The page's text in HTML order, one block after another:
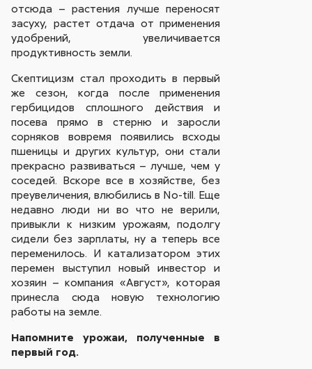
отсюда – растения лучше переносят
засуху, растет отдача от применения
удобрений, увеличивается
продуктивность земли.
Скептицизм стал проходить в первый
же сезон, когда после применения
гербицидов сплошного действия и
посева прямо в стерню и заросли
сорняков вовремя появились всходы
пшеницы и других культур, они стали
прекрасно развиваться – лучше, чем у
соседей. Вскоре все в хозяйстве, без
преувеличения, влюбились в No-till. Еще
недавно люди ни во что не верили,
привыкли к низким урожаям, подолгу
сидели без зарплаты, ну а теперь все
переменилось. И катализатором этих
перемен выступил новый инвестор и
хозяин – компания «Август», которая
принесла сюда новую технологию
работы на земле.
Напомните урожаи, полученные в
первый год.